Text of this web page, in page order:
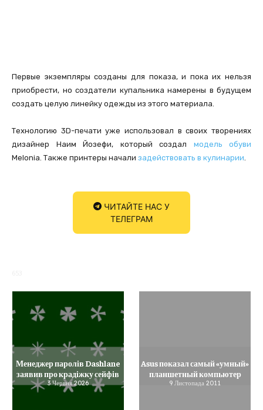
Первые экземпляры созданы для показа, и пока их нельзя
приобрести, но создатели купальника намерены в будущем
создать целую линейку одежды из этого материала.
Технологию 3D-печати уже использовал в своих творениях
дизайнер Наим Йозефи, который создал модель обуви
Melonia. Также принтеры начали задействовать в кулинарии.
ЧИТАЙТЕ НАС У
ТЕЛЕГРАМ
Менеджер паролів Dashlane
заявив про крадіжку сейфів
3 Червня 2026
Asus показал самый «умный»
планшетный компьютер
9 Листопада 2011